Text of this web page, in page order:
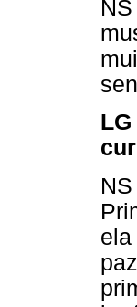
LG
ela